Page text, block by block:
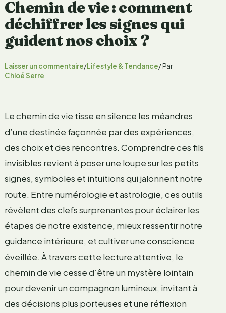
Chemin de vie : comment
déchiffrer les signes qui
guident nos choix ?
Laisser un commentaire/Lifestyle & Tendance/ Par
Chloé Serre
Le chemin de vie tisse en silence les méandres
d’une destinée façonnée par des expériences,
des choix et des rencontres. Comprendre ces fils
invisibles revient à poser une loupe sur les petits
signes, symboles et intuitions qui jalonnent notre
route. Entre numérologie et astrologie, ces outils
révèlent des clefs surprenantes pour éclairer les
étapes de notre existence, mieux ressentir notre
guidance intérieure, et cultiver une conscience
éveillée. À travers cette lecture attentive, le
chemin de vie cesse d’être un mystère lointain
pour devenir un compagnon lumineux, invitant à
des décisions plus porteuses et une réflexion